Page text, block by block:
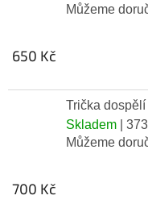
Můžeme
650 Kč
Trička
Skladem
|
Můžeme
700 Kč